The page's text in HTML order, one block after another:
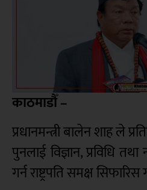
काठमाडौँ –
प्रधानमन्त्री बालेन शाह ले
पुनलाई विज्ञान, प्रविधि तथा
गर्न राष्ट्रपति समक्ष